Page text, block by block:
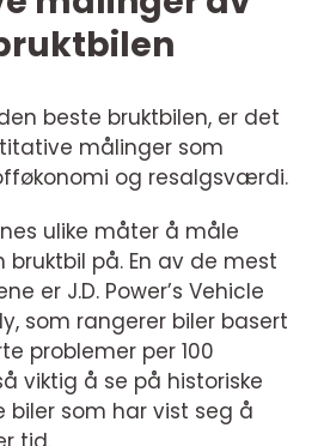
beste bruktbilen, er det
målinger som
og resalgsværdi.
ulike måter å måle
på. En av de mest
er J.D. Power’s Vehicle
som rangerer biler basert
problemer per 100
viktig å se på historiske
biler som har vist seg å